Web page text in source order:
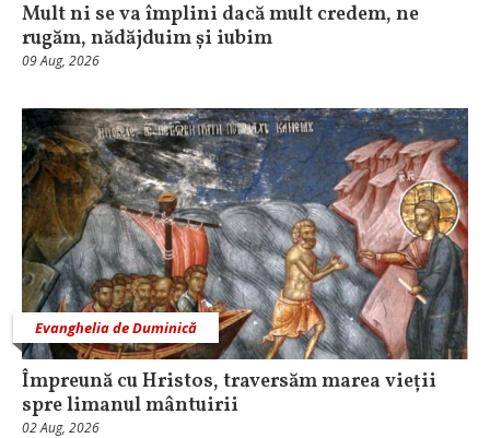
Mult ni se va împlini dacă mult credem, ne
rugăm, nădăjduim și iubim
09 Aug, 2026
Evanghelia de Duminică
Împreună cu Hristos, traversăm marea vieții
spre limanul mântuirii
02 Aug, 2026